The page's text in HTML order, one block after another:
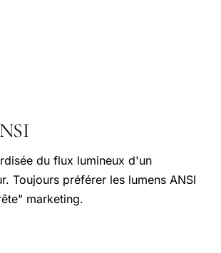
du flux lumineux d'un
Toujours préférer les lumens ANSI
marketing.